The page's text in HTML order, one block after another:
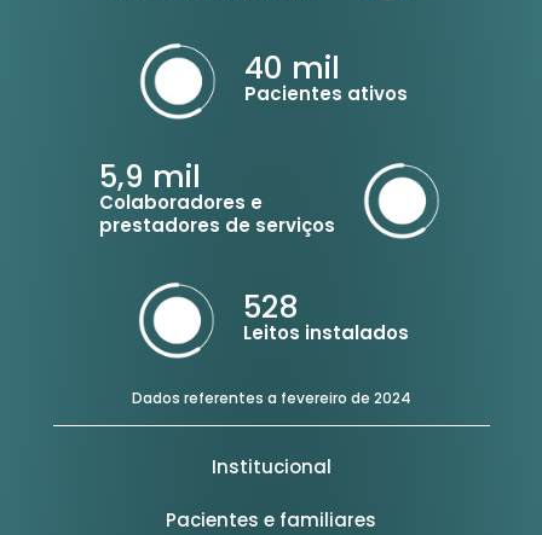
40 mil
Pacientes ativos
5,9 mil
Colaboradores e
prestadores de serviços
528
Leitos instalados
Dados referentes a fevereiro de 2024
Institucional
Pacientes e familiares